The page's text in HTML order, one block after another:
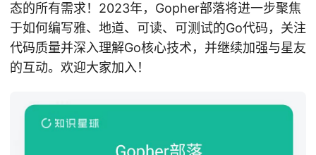
态的所有需求！2023年，Gopher部落将进一步聚焦
于如何编写雅、地道、可读、可测试的Go代码，关注
代码质量并深入理解Go核心技术，并继续加强与星友
的互动。欢迎大家加入！